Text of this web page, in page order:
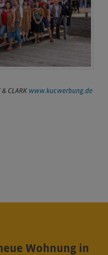
CLARK www.kucwerbung.de
Wohnung in